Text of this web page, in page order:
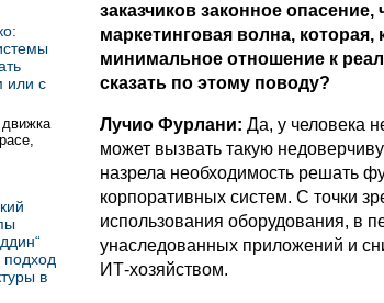
или с
движка
подход
в
заказчиков законное
маркетинговая волна,
минимальное отношение к
сказать по этому поводу?
Лучио Фурлани: Да, у человека
может вызвать такую
назрела необходимость решать
корпоративных систем. С точки
использования оборудования, в
унаследованных приложений и
ИТ-хозяйством.